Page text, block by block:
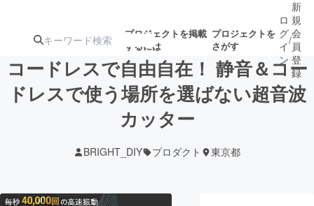
プロジェクトを掲載
するには
プロジェクトを
さがす
注目の新着プロ募集終了が近いプ
ロ
グ
イ
ン
/
新
規
会
員
登
録
コードレスで自由自在！ 静音＆コー
ドレスで使う場所を選ばない超音波
カッター
BRIGHT_DIY プロダクト 東京都